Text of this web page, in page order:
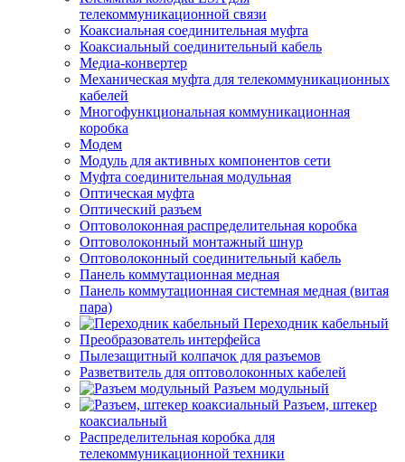
телекоммуникационной связи
Коаксиальная соединительная муфта
Коаксиальный соединительный кабель
Медиа-конвертер
Механическая муфта для телекоммуникационных
кабелей
Многофункциональная коммуникационная
коробка
Модем
Модуль для активных компонентов сети
Муфта соединительная модульная
Оптическая муфта
Оптический разъем
Оптоволоконная распределительная коробка
Оптоволоконный монтажный шнур
Оптоволоконный соединительный кабель
Панель коммутационная медная
Панель коммутационная системная медная (витая
пара)
Переходник кабельный
Преобразователь интерфейса
Пылезащитный колпачок для разъемов
Разветвитель для оптоволоконных кабелей
Разъем модульный
Разъем, штекер
коаксиальный
Распределительная коробка для
телекоммуникационной техники